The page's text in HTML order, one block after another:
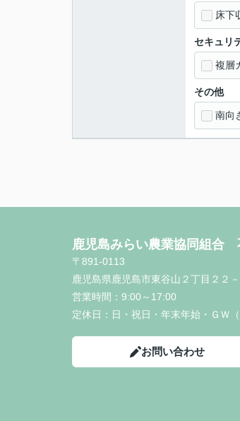
床下
セキュリ
複層
その他
南向
鹿児島みらい農業協同組合
〒891-0113
鹿児島県鹿児島市東谷山２丁目２２
営業時間： 9:00～17:00
定休日： 日・祝日・年末年始・ＧＷ
お問い合わせ